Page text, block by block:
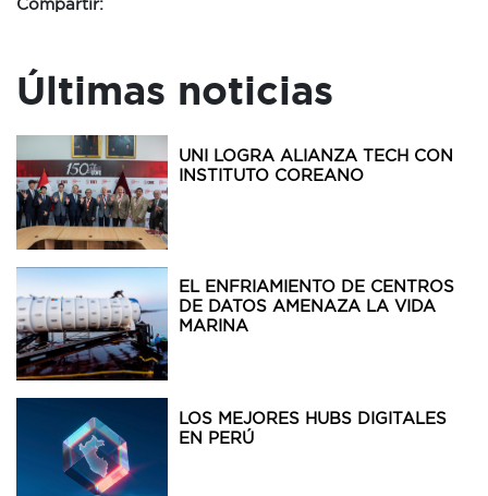
Compartir:
Últimas noticias
UNI LOGRA ALIANZA TECH CON
INSTITUTO COREANO
EL ENFRIAMIENTO DE CENTROS
DE DATOS AMENAZA LA VIDA
MARINA
LOS MEJORES HUBS DIGITALES
EN PERÚ